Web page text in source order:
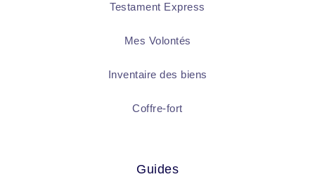
Testament Express
Mes Volontés
Inventaire des biens
Coffre-fort
Guides